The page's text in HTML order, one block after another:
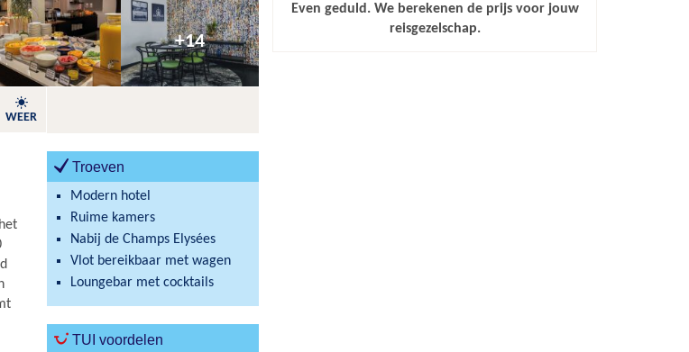
+14
WEER
Troeven
Modern hotel
Ruime kamers
Nabij de Champs Elysées
Vlot bereikbaar met wagen
Loungebar met cocktails
TUI voordelen
Even geduld. We berekenen de prijs voor jouw
reisgezelschap.